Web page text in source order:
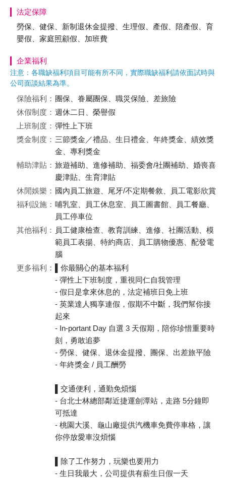
法定保障
勞保、健保、新制退休金提撥、生理假、產假、陪產假、育
嬰假、家庭照顧假、加班費
企業福利
注意：各職缺福利項目可能有所不同，實際職缺福利請依面試時與
公司面談結果為準。
保險福利： 團保、眷屬團保、職災保險、差旅險
休假制度： 週休二日、榮譽假
上班制度： 彈性上下班
獎金制度： 三節獎金／禮品、生日禮金、年終獎金、績效獎
金、專利獎金
輔助津貼： 旅遊補助、進修補助、福委會/社團補助、婚喪喜
慶津貼、生育津貼
休閒娛樂： 國內員工旅遊、尾牙/不定期餐敘、員工電影欣賞
福利設施： 哺乳室、員工休息室、員工圖書館、員工餐廳、
員工停車位
其他福利： 員工健康檢查、教育訓練、進修、社團活動、模
範員工表揚、特約商店、員工購物優惠、配發電
腦
更多福利：
▌你最關心的基本福利
- 彈性上下班制度，重視同仁自我管理
- 假日是拿來休息的，法定補班日免上班
- 英業達人獨享連假，假期不中斷，我們幫你接
起來
- In-portant Day 自選 3 天假期，陪你珍惜重要時
刻，勇敢追夢
- 勞保、健保、退休金提撥、團保、出差旅平險
- 年終獎金 / 員工酬勞
▌交通便利，通勤免煩惱
- 台北士林總部鄰近捷運劍潭站，走路 5分鐘即
可抵達
- 桃園大溪、龜山廠提供汽機車免費停車格，讓
你停放愛車沒煩惱
▌除了工作努力，玩樂也要用力
- 生日我最大，公司提供有薪生日假一天